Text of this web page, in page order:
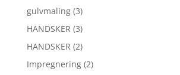
gulvmaling (3)
HANDSKER (3)
HANDSKER (2)
Impregnering (2)